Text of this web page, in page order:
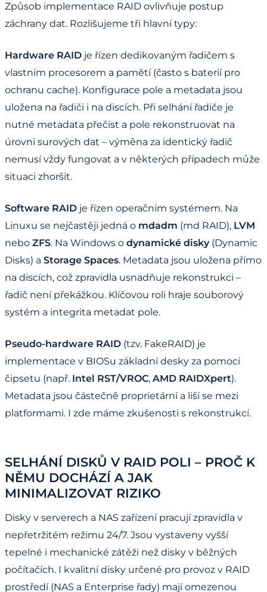
Způsob implementace RAID ovlivňuje postup
záchrany dat. Rozlišujeme tři hlavní typy:
Hardware RAID je řízen dedikovaným řadičem s
vlastním procesorem a pamětí (často s baterií pro
ochranu cache). Konfigurace pole a metadata jsou
uložena na řadiči i na discích. Při selhání řadiče je
nutné metadata přečíst a pole rekonstruovat na
úrovni surových dat – výměna za identický řadič
nemusí vždy fungovat a v některých případech může
situaci zhoršit.
Software RAID je řízen operačním systémem. Na
Linuxu se nejčastěji jedná o mdadm (md RAID), LVM
nebo ZFS. Na Windows o dynamické disky(Dynamic
Disks) a Storage Spaces. Metadata jsou uložena přímo
na discích, což zpravidla usnadňuje rekonstrukci –
řadič není překážkou. Klíčovou roli hraje souborový
systém a integrita metadat pole.
Pseudo-hardware RAID (tzv. FakeRAID) je
implementace v BIOSu základní desky za pomoci
čipsetu (např. Intel RST/VROC, AMD RAIDXpert).
Metadata jsou částečně proprietární a liší se mezi
platformami. I zde máme zkušenosti s rekonstrukcí.
SELHÁNÍ DISKŮ V RAID POLI – PROČ K
NĚMU DOCHÁZÍ A JAK
MINIMALIZOVAT RIZIKO
Disky v serverech a NAS zařízení pracují zpravidla v
nepřetržitém režimu 24/7. Jsou vystaveny vyšší
tepelné i mechanické zátěži než disky v běžných
počítačích. I kvalitní disky určené pro provoz v RAID
prostředí (NAS a Enterprise řady) mají omezenou